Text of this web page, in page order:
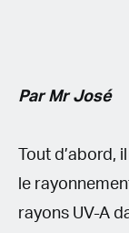
Par Mr José
Tout
le
rayons UV-A